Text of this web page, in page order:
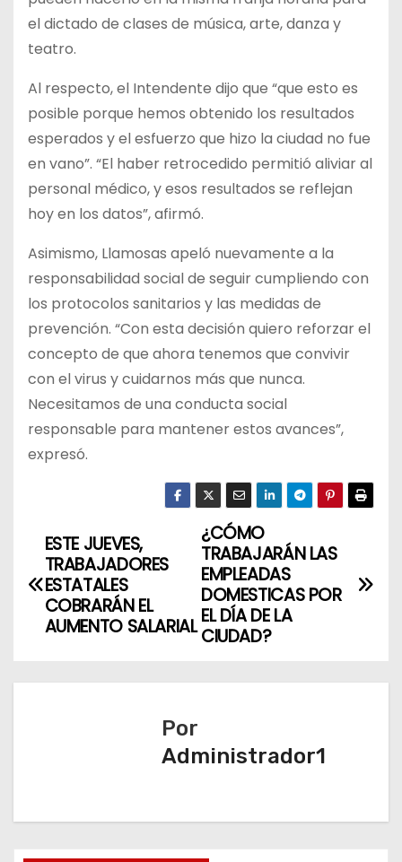
el dictado de clases de música, arte, danza y
teatro.
Al respecto, el Intendente dijo que “que esto es
posible porque hemos obtenido los resultados
esperados y el esfuerzo que hizo la ciudad no fue
en vano”. “El haber retrocedido permitió aliviar al
personal médico, y esos resultados se reflejan
hoy en los datos”, afirmó.
Asimismo, Llamosas apeló nuevamente a la
responsabilidad social de seguir cumpliendo con
los protocolos sanitarios y las medidas de
prevención. “Con esta decisión quiero reforzar el
concepto de que ahora tenemos que convivir
con el virus y cuidarnos más que nunca.
Necesitamos de una conducta social
responsable para mantener estos avances”,
expresó.
N
a
g
¿CÓMO
TRABAJARÁN LAS
EMPLEADAS
DOMESTICAS POR
EL DÍA DE LA
CIUDAD?
ESTE JUEVES,
TRABAJADORES
ESTATALES
COBRARÁN EL
AUMENTO SALARIAL
Por
Administrador1